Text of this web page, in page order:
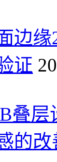
边
证
叠
的改